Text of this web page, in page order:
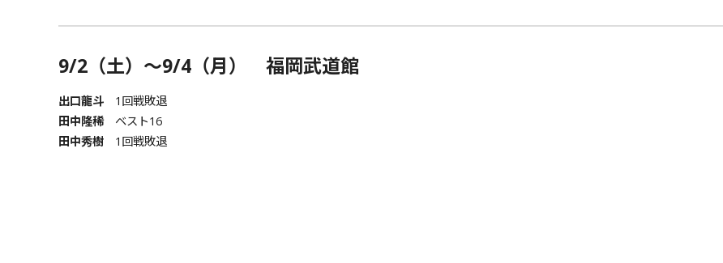
9/2（土）～9/4（月） 福岡武道館
出口龍斗 1回戦敗退
田中隆稀ベスト16
田中秀樹 1回戦敗退